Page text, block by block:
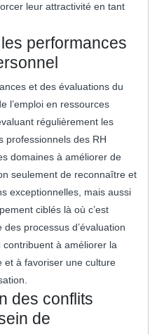
leur attractivité en tant
performances
et des évaluations du
l’emploi en ressources
régulièrement les
professionnels des RH
domaines à améliorer de
seulement de reconnaître et
exceptionnelles, mais aussi
ciblés là où c’est
processus d’évaluation
à améliorer la
et à favoriser une culture
des conflits
de